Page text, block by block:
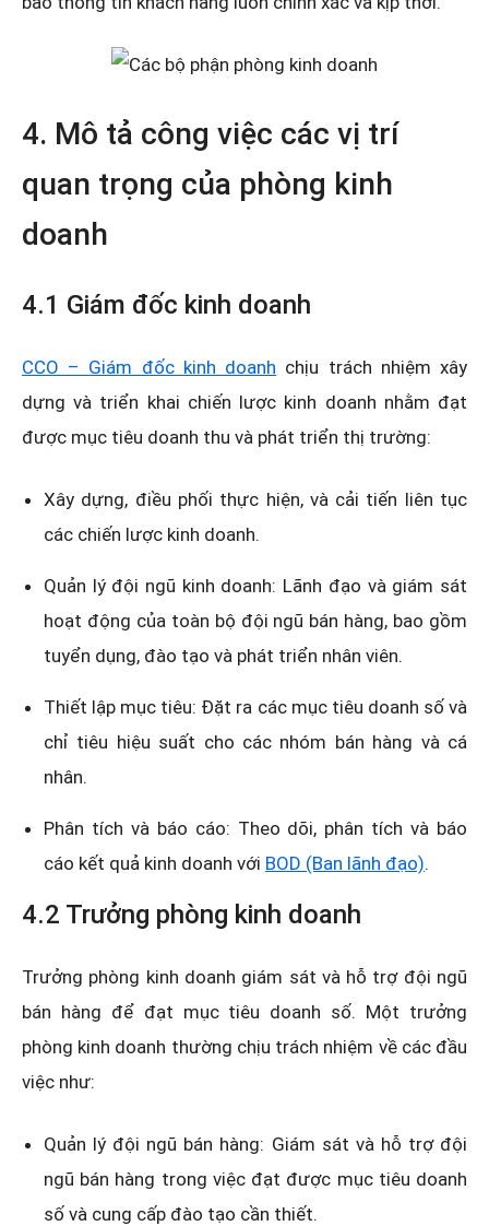
4. Mô tả công việc các vị trí
quan trọng của phòng kinh
doanh
4.1 Giám đốc kinh doanh
CCO – Giám đốc kinh doanh chịu trách nhiệm xây
dựng và triển khai chiến lược kinh doanh nhằm đạt
được mục tiêu doanh thu và phát triển thị trường:
Xây dựng, điều phối thực hiện, và cải tiến liên tục
các chiến lược kinh doanh.
Quản lý đội ngũ kinh doanh: Lãnh đạo và giám sát
hoạt động của toàn bộ đội ngũ bán hàng, bao gồm
tuyển dụng, đào tạo và phát triển nhân viên.
Thiết lập mục tiêu: Đặt ra các mục tiêu doanh số và
chỉ tiêu hiệu suất cho các nhóm bán hàng và cá
nhân.
Phân tích và báo cáo: Theo dõi, phân tích và báo
cáo kết quả kinh doanh với BOD (Ban lãnh đạo).
4.2 Trưởng phòng kinh doanh
Trưởng phòng kinh doanh giám sát và hỗ trợ đội ngũ
bán hàng để đạt mục tiêu doanh số. Một trưởng
phòng kinh doanh thường chịu trách nhiệm về các đầu
việc như:
Quản lý đội ngũ bán hàng: Giám sát và hỗ trợ đội
ngũ bán hàng trong việc đạt được mục tiêu doanh
số và cung cấp đào tạo cần thiết.